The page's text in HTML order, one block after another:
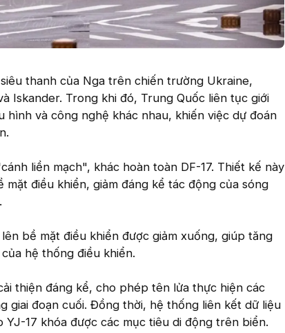
thanh của Nga trên chiến trường Ukraine,
Iskander. Trong khi đó, Trung Quốc liên tục giới
hình và công nghệ khác nhau, khiến việc dự đoán
liền mạch", khác hoàn toàn DF-17. Thiết kế này
điều khiển, giảm đáng kể tác động của sóng
bề mặt điều khiển được giảm xuống, giúp tăng
hệ thống điều khiển.
thiện đáng kể, cho phép tên lửa thực hiện các
giai đoạn cuối. Đồng thời, hệ thống liên kết dữ liệu
17 khóa được các mục tiêu di động trên biển.